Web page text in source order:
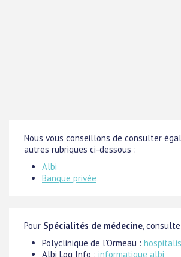
Nous vous conseillons de consulter
autres rubriques ci-dessous :
Albi
Banque privée
Pour Spécialités de médecine,
Polyclinique de l'Ormeau :
Albi Log Info : informatique albi